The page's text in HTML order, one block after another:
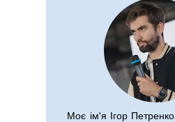
Моє ім'я Ігор Петренко